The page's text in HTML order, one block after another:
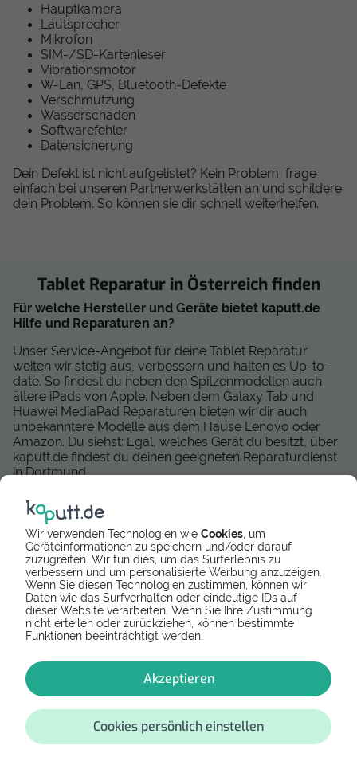
Wir verwenden Technologien wie Cookies , um
Geräteinformationen zu speichern und/oder darauf
zuzugreifen. Wir tun dies, um das Surferlebnis zu
verbessern und um personalisierte Werbung anzuzeigen.
Wenn Sie diesen Technologien zustimmen, können wir
Daten wie das Surfverhalten oder eindeutige IDs auf
dieser Website verarbeiten. Wenn Sie Ihre Zustimmung
nicht erteilen oder zurückziehen, können bestimmte
Funktionen beeinträchtigt werden.
Akzeptieren
Cookies persönlich einstellen
Hauptkamera
Lautsprecher
Mikrofon
SIM-/SD-Kartenleser
Vibrationsmotor
W-Lan, GPS, Bluetooth-Defekte
Verschmutzung
Wasserschaden
Softwarefehler
Datensicherung
Dein Defekt ist nicht aufgelistet? Kein Problem, frage
einfach bei unseren Partnerwerkstätten an und schildere
dein Problem. So können sie dir schnell weiterhelfen.
Tablet Reparatur in Österreich finden
Für welche Hersteller und Geräte bietet kaputt.de
Hilfe und Reparaturen an?
Unser Service-Angebot für deine Tablet Reparatur
weiten wir stetig aus, verbessern und halten es Up-to-
date. So findest du neben den Spitzenmodellen auch
ältere iPads von Apple. Neben dem Galaxy Tab und
Huawei MediaPad Reparaturen bieten wir dir auch
unbekanntere Modelle aus dem Hause Lenovo oder
Amazon. Du siehst: Egal, welches Gerät du besitzt, über
kaputt.de findest du deinen geeigneten Reparaturdienst
in Dortmund.
Mittlerweile können wir deutschlandweit eine große Zahl
zuverlässiger und geprüfter Reparatur-Dienstleister
anbieten, die eine schnelle und kompetente Tablet
Reparatur durchführen. Wir arbeiten zudem daran,
unseren Anbieter-Service auszubauen und dir auch in
Österreich passendende Tablet Services anzubieten.
Momentan können wir dir die folgenden Reparaturen in
Österreich vermitteln:
Tabletreparatur Wien
Tabletreparatur in Innsbruck
Tabletreparatur in Salzburg
Tabletreparatur in Linz